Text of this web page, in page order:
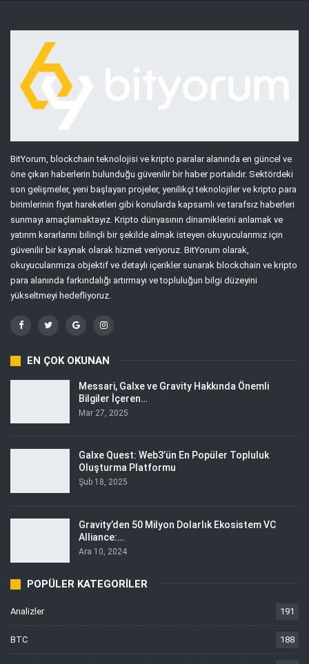
BitYorum, blockchain teknolojisi ve kripto paralar alanında en güncel ve
öne çıkan haberlerin bulunduğu güvenilir bir haber portalıdır. Sektördeki
son gelişmeler, yeni başlayan projeler, yenilikçi teknolojiler ve kripto para
birimlerinin fiyat hareketleri gibi konularda kapsamlı ve tarafsız haberleri
sunmayı amaçlamaktayız. Kripto dünyasının dinamiklerini anlamak ve
yatırım kararlarını bilinçli bir şekilde almak isteyen okuyucularımız için
güvenilir bir kaynak olarak hizmet veriyoruz. BitYorum olarak,
okuyucularımıza objektif ve detaylı içerikler sunarak blockchain ve kripto
para alanında farkındalığı artırmayı ve topluluğun bilgi düzeyini
yükseltmeyi hedefliyoruz.
EN ÇOK OKUNAN
Messari, Galxe ve Gravity Hakkında Önemli
Bilgiler İçeren…
Mar 27, 2025
Galxe Quest: Web3’ün En Popüler Topluluk
Oluşturma Platformu
Şub 18, 2025
Gravity’den 50 Milyon Dolarlık Ekosistem VC
Alliance:…
Ara 10, 2024
POPÜLER KATEGORILER
Analizler 191
BTC 188